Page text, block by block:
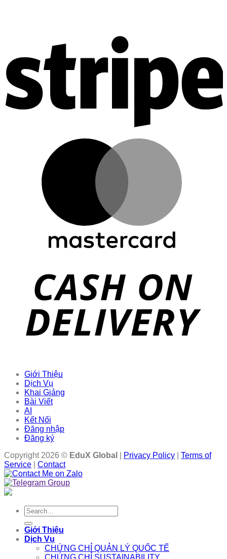
Giới Thiệu
Dịch Vụ
Khai Giảng
Bài Viết
AI
Kết Nối
Đăng nhập
Đăng ký
Copyright 2026 © EduX Global Privacy Policy
Terms of
Service
Contact
Search
for:
Giới Thiệu
Dịch Vụ
CHỨNG CHỈ QUẢN LÝ QUỐC TẾ
CHỨNG CHỈ SUSTAINABILITY